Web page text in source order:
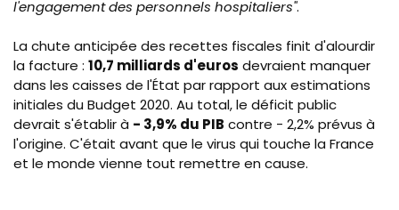
l'engagement des personnels hospitaliers".
La chute anticipée des recettes fiscales finit d'alourdir
la facture : 10,7 milliards d'euros devraient manquer
dans les caisses de l'État par rapport aux estimations
initiales du Budget 2020. Au total, le déficit public
devrait s'établir à - 3,9% du PIB contre - 2,2% prévus à
l'origine. C'était avant que le virus qui touche la France
et le monde vienne tout remettre en cause.